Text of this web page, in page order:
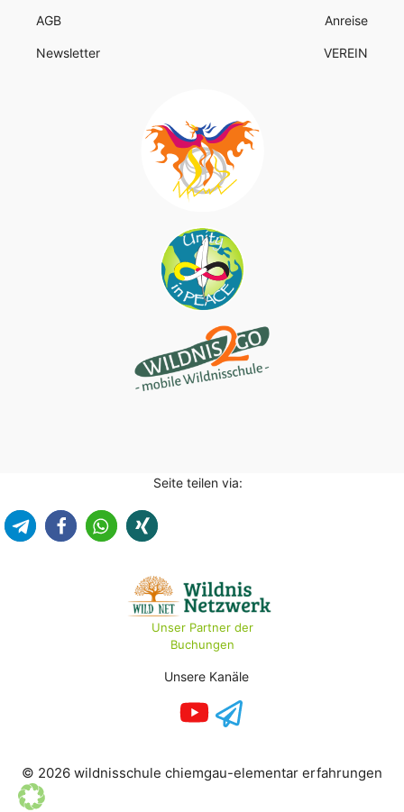
AGB
Newsletter
Anreise
VEREIN
Seite teilen via:
Unser Partner der
Buchungen
Unsere Kanäle
© 2026 wildnisschule chiemgau-elementar erfahrungen